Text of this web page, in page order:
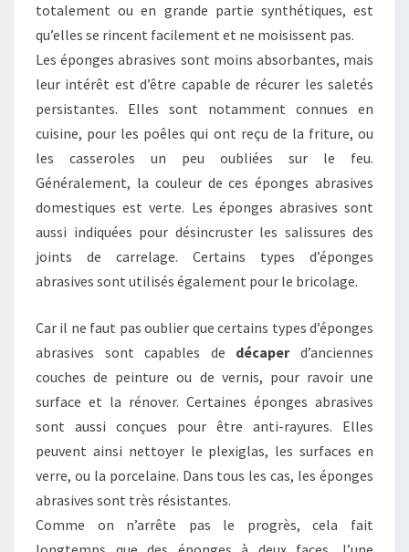
totalement ou en grande partie synthétiques, est
qu’elles se rincent facilement et ne moisissent pas.
Les éponges abrasives sont moins absorbantes, mais
leur intérêt est d’être capable de récurer les saletés
persistantes. Elles sont notamment connues en
cuisine, pour les poêles qui ont reçu de la friture, ou
les casseroles un peu oubliées sur le feu.
Généralement, la couleur de ces éponges abrasives
domestiques est verte. Les éponges abrasives sont
aussi indiquées pour désincruster les salissures des
joints de carrelage. Certains types d’éponges
abrasives sont utilisés également pour le bricolage.
Car il ne faut pas oublier que certains types d’éponges
abrasives sont capables de décaperd’anciennes
couches de peinture ou de vernis, pour ravoir une
surface et la rénover. Certaines éponges abrasives
sont aussi conçues pour être anti-rayures. Elles
peuvent ainsi nettoyer le plexiglas, les surfaces en
verre, ou la porcelaine. Dans tous les cas, les éponges
abrasives sont très résistantes.
Comme on n’arrête pas le progrès, cela fait